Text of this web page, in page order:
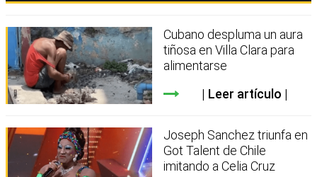
Cubano despluma un aura
tiñosa en Villa Clara para
alimentarse
Leer artículo
Joseph Sanchez triunfa en
Got Talent de Chile
imitando a Celia Cruz